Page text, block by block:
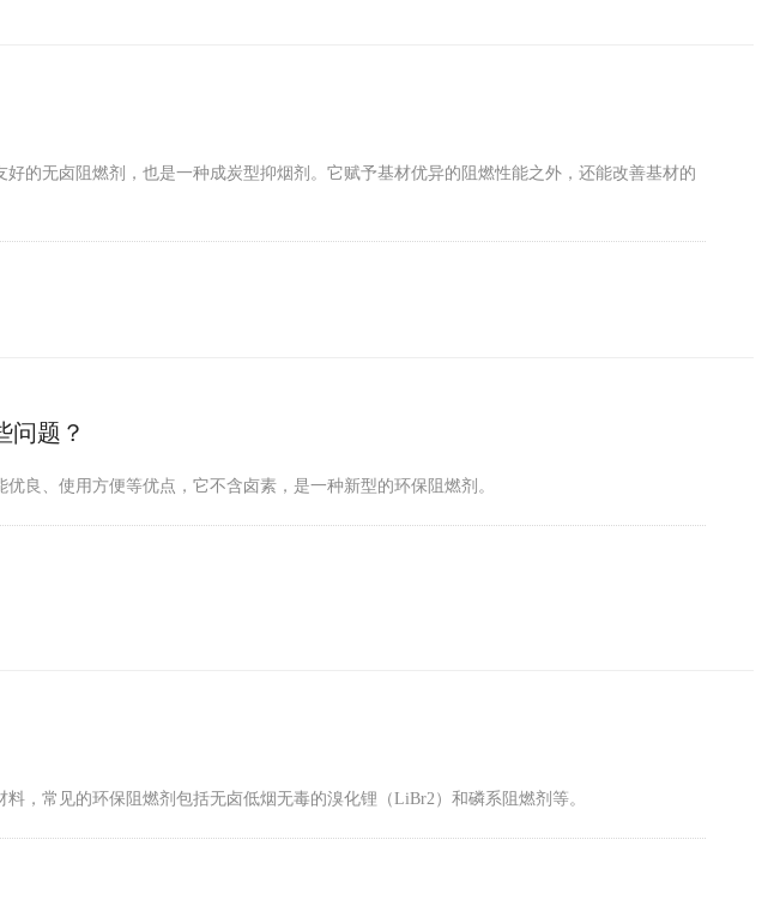
的无卤阻燃剂，也是一种成炭型抑烟剂。它赋予基材优异的阻燃性能之外，还能改善基材的
问题？
良、使用方便等优点，它不含卤素，是一种新型的环保阻燃剂。
，常见的环保阻燃剂包括无卤低烟无毒的溴化锂（LiBr2）和磷系阻燃剂等。